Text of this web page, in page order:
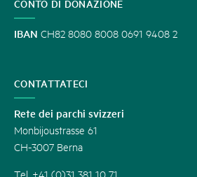
CONTO DI DONAZIONE
IBAN CH82 8080 8008 0691 9408 2
CONTATTATECI
Rete dei parchi svizzeri
Monbijoustrasse 61
CH-3007 Berna
Tel. +41 (0)31 381 10 71